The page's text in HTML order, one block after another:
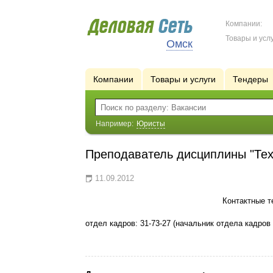
Омск
Компании:
Товары и
Компании Товары и услуги Тендеры
Например: Юристы
Преподаватель дисциплины
11.09.2012
Контактные
отдел кадров: 31-73-27 (начальник отдела